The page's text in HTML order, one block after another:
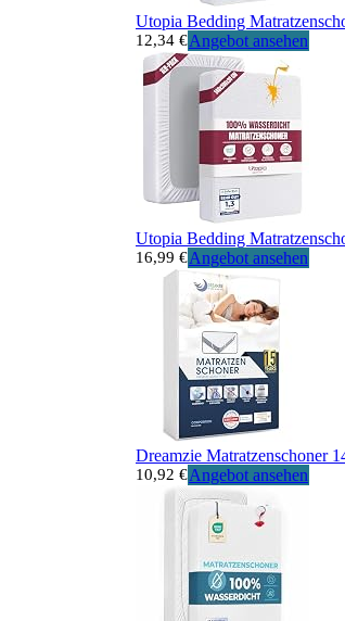
Utopia Bedding
12,34 €Angebot ansehen
Utopia Bedding
16,99 €Angebot ansehen
Dreamzie Matratzenschoner
10,92 €Angebot ansehen